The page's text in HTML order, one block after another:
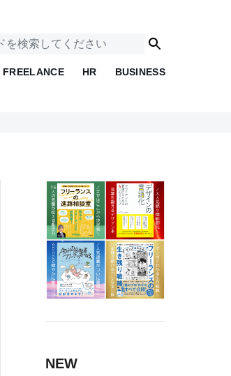
FREELANCE HR BUSINESS
NEW